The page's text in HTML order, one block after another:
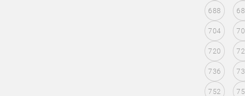
688
704
720
736
752